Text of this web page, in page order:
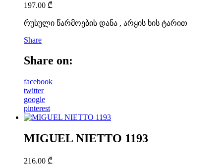
197.00 ₾
რუსული წარმოების დანა , არყის ხის ტარით
Share
Share on:
facebook
twitter
google
pinterest
MIGUEL NIETTO 1193
216.00 ₾